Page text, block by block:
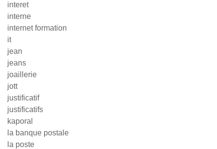
interet
interne
internet formation
it
jean
jeans
joaillerie
jott
justificatif
justificatifs
kaporal
la banque postale
la poste